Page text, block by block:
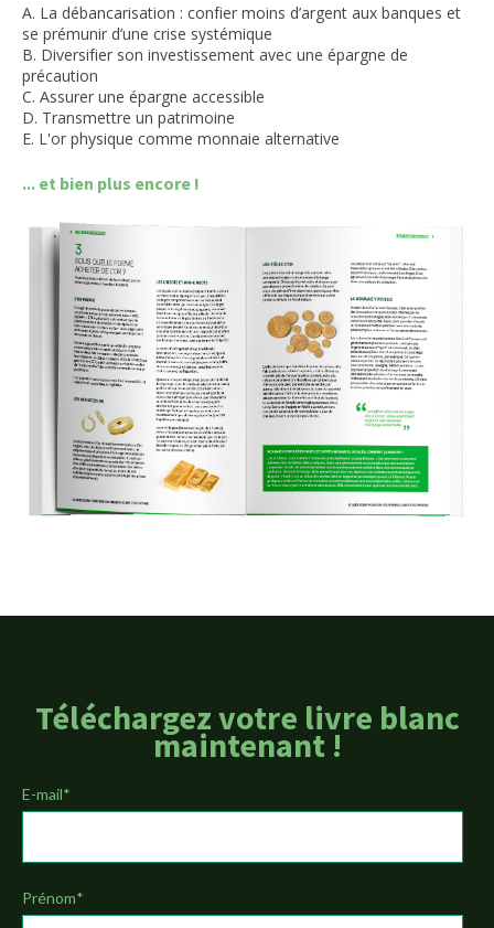
A. La débancarisation : confier moins d’argent aux banques et
se prémunir d’une crise systémique
B. Diversifier son investissement avec une épargne de
précaution
C. Assurer une épargne accessible
D. Transmettre un patrimoine
E. L'or physique comme monnaie alternative
... et bien plus encore !
Téléchargez votre livre blanc
maintenant !
E-mail*
Prénom*